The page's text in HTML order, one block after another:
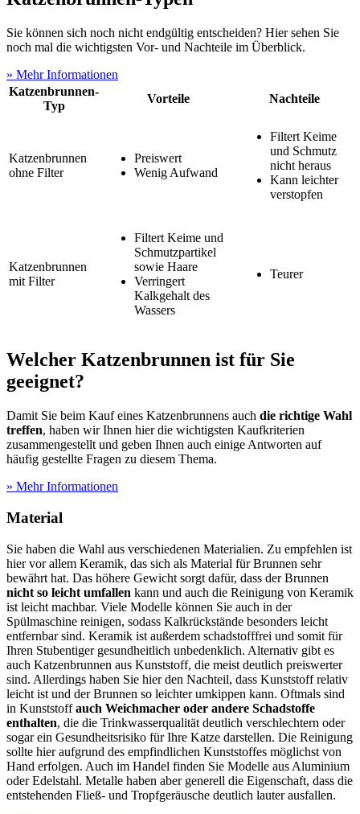
Sie können sich noch nicht endgültig entscheiden? Hier sehen Sie
noch mal die wichtigsten Vor- und Nachteile im Überblick.
» Mehr Informationen
Katzenbrunnen-
Typ
Vorteile Nachteile
Katzenbrunnen
ohne Filter
Preiswert
Wenig Aufwand
Filtert Keime
und Schmutz
nicht heraus
Kann leichter
verstopfen
Katzenbrunnen
mit Filter
Filtert Keime und
Schmutzpartikel
sowie Haare
Verringert
Kalkgehalt des
Wassers
Teurer
Welcher Katzenbrunnen ist für Sie
geeignet?
Damit Sie beim Kauf eines Katzenbrunnens auch die richtige Wahl
treffen, haben wir Ihnen hier die wichtigsten Kaufkriterien
zusammengestellt und geben Ihnen auch einige Antworten auf
häufig gestellte Fragen zu diesem Thema.
» Mehr Informationen
Material
Sie haben die Wahl aus verschiedenen Materialien. Zu empfehlen ist
hier vor allem Keramik, das sich als Material für Brunnen sehr
bewährt hat. Das höhere Gewicht sorgt dafür, dass der Brunnen
nicht so leicht umfallen kann und auch die Reinigung von Keramik
ist leicht machbar. Viele Modelle können Sie auch in der
Spülmaschine reinigen, sodass Kalkrückstände besonders leicht
entfernbar sind. Keramik ist außerdem schadstofffrei und somit für
Ihren Stubentiger gesundheitlich unbedenklich. Alternativ gibt es
auch Katzenbrunnen aus Kunststoff, die meist deutlich preiswerter
sind. Allerdings haben Sie hier den Nachteil, dass Kunststoff relativ
leicht ist und der Brunnen so leichter umkippen kann. Oftmals sind
in Kunststoffauch Weichmacher oder andere Schadstoffe
enthalten, die die Trinkwasserqualität deutlich verschlechtern oder
sogar ein Gesundheitsrisiko für Ihre Katze darstellen. Die Reinigung
sollte hier aufgrund des empfindlichen Kunststoffes möglichst von
Hand erfolgen. Auch im Handel finden Sie Modelle aus Aluminium
oder Edelstahl. Metalle haben aber generell die Eigenschaft, dass die
entstehenden Fließ- und Tropfgeräusche deutlich lauter ausfallen.